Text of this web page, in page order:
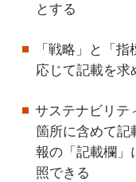
とする
「戦略」と「
応じて記載を求
サステナビリテ
箇所に含めて記
報の「記載欄」
照できる